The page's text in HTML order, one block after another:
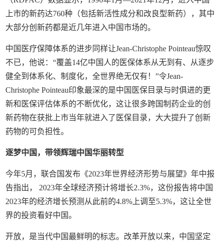
上市的新药达760种（包括新活性成分和改良型新药），其中
大部分创新药都是近几年进入中国市场的。
中国医疗保障体系的进步同样让Jean-Christophe Pointeau惊叹
不已，他说：“覆盖14亿中国人的医保体系从无到有、从逐步
健全到体系化、制度化，全世界绝无仅有！”令Jean-
Christophe Pointeau印象最深的是中国医保目录与时俱进的更
新和医保评估体系的不断优化，这让很多跨国制药企业的创
新药物在获批上市当年就进入了医保目录，大大提升了创新
药物的可负担性。
逐梦中国，带领辉瑞中国华丽转型
今年5月，联合国发布《2023年世界经济形势与展望》年中报
告指出， 2023年全球经济预计将增长2.3%，这份报告将中国
2023年的经济增长预测从此前的4.8%上调至5.3%，这让全世
界的投资看好中国。
开放，是当代中国最鲜明的标志。改革开放以来，中国坚定